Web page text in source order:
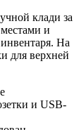
клади за
и
На
для верхней
и USB-